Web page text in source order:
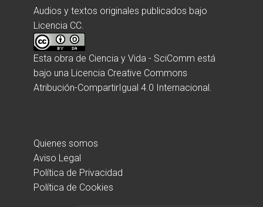
Audios y textos originales publicados bajo
Licencia CC.
Esta obra de Ciencia y Vida - SciComm está
bajo una Licencia Creative Commons
Atribución-CompartirIgual 4.0 Internacional
Quienes somos
Aviso Legal
Política de Privacidad
Política de Cookies